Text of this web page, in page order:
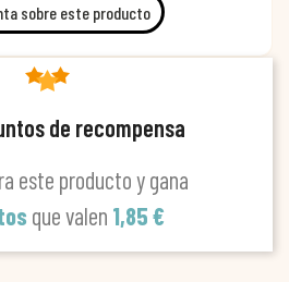
sobre este producto
de recompensa
este producto y gana
que valen 1,85 €